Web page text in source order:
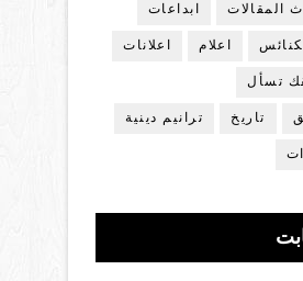
المقالات ابداعات
اعلام اعلانات
تسأل
تاريخ ترانيم دينية